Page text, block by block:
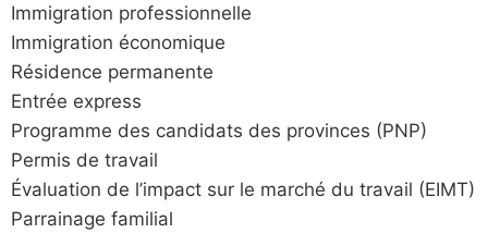
Immigration professionnelle
Immigration économique
Résidence permanente
Entrée express
Programme des candidats des provinces (PNP)
Permis de travail
Évaluation de l’impact sur le marché du travail (EIMT)
Parrainage familial